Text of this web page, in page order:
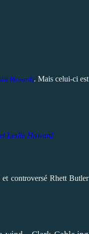
Howard). Mais celui-ci est
et Leslie Howard
controversé Rhett Butler